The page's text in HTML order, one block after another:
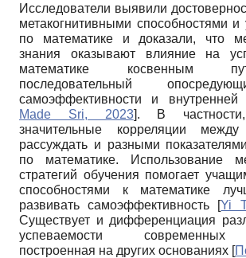
Исследователи выявили
метакогнитивными способностями и
по математике и доказали, что
знания оказывают влияние на
математике косвенным
последовательный
самоэффективности и внутренней
Made Sri, 2023]. В
значительные корреляции между
рассуждать и разными
по математике. Использование
стратегий обучения помогает
способностями к математике
развивать самоэффективность [Yi
Существует и дифференциация
успеваемости современных
построенная на других основаниях [